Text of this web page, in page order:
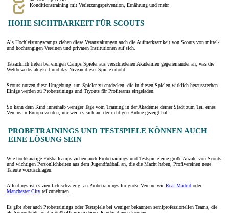
Konditionstraining mit Verletzungsprävention, Ernährung und mehr.
HOHE SICHTBARKEIT FÜR SCOUTS
Als Hochleistungscamps ziehen diese Veranstaltungen auch die Aufmerksamkeit von Scouts von mittel-
und hochrangigen Vereinen und privaten Institutionen auf sich.
Tatsächlich treten bei einigen Camps Spieler aus verschiedenen Akademien gegeneinander an, was die
Wettbewerbsfähigkeit und das Niveau dieser Spiele erhöht.
Scouts nutzen diese Umgebung, um Spieler zu entdecken, die in diesen Spielen wirklich herausstechen.
Einige werden zu Probetrainings und Tryouts für Profiteams eingeladen.
So kann dein Kind innerhalb weniger Tage vom Training in der Akademie deiner Stadt zum Teil eines
Vereins in Europa werden, nur weil es sich auf der richtigen Bühne gezeigt hat.
PROBETRAININGS UND TESTSPIELE KÖNNEN AUCH
EINE LÖSUNG SEIN
Wie hochkarätige Fußballcamps ziehen auch Probetrainings und Testspiele eine große Anzahl von Scouts
und wichtigen Persönlichkeiten aus dem Jugendfußball an, die die Macht haben, Profivereinen neue
Talente vorzuschlagen.
Allerdings ist es ziemlich schwierig, an Probetrainings für große Vereine wie Real Madrid oder
Manchester City teilzunehmen.
Es gibt aber auch Probetrainings oder Testspiele bei weniger bekannten semiprofessionellen Teams, die